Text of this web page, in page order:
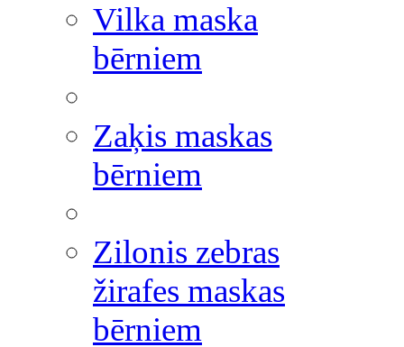
Vilka maska
bērniem
Zaķis maskas
bērniem
Zilonis zebras
žirafes maskas
bērniem